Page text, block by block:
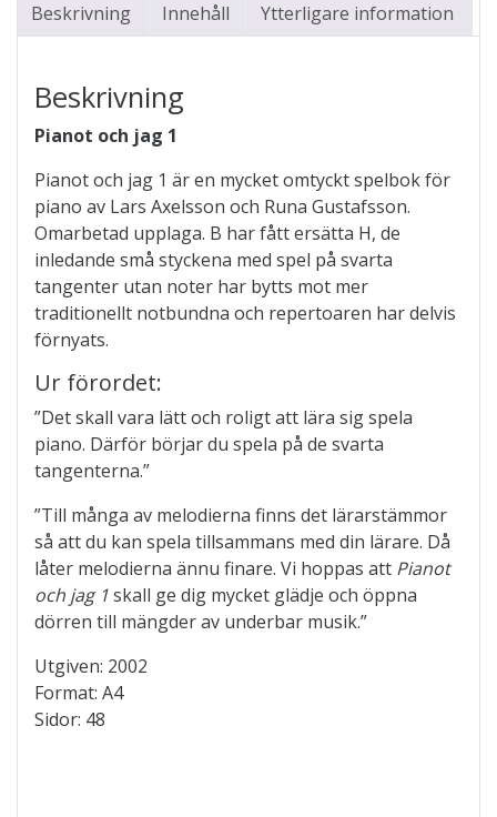
Beskrivning Innehåll Ytterligare information
Beskrivning
Pianot och jag 1
Pianot och jag 1 är en mycket omtyckt spelbok för
piano av Lars Axelsson och Runa Gustafsson.
Omarbetad upplaga. B har fått ersätta H, de
inledande små styckena med spel på svarta
tangenter utan noter har bytts mot mer
traditionellt notbundna och repertoaren har delvis
förnyats.
Ur förordet:
”Det skall vara lätt och roligt att lära sig spela
piano. Därför börjar du spela på de svarta
tangenterna.”
”Till många av melodierna finns det lärarstämmor
så att du kan spela tillsammans med din lärare. Då
låter melodierna ännu finare. Vi hoppas att Pianot
och jag 1skall ge dig mycket glädje och öppna
dörren till mängder av underbar musik.”
Utgiven: 2002
Format: A4
Sidor: 48